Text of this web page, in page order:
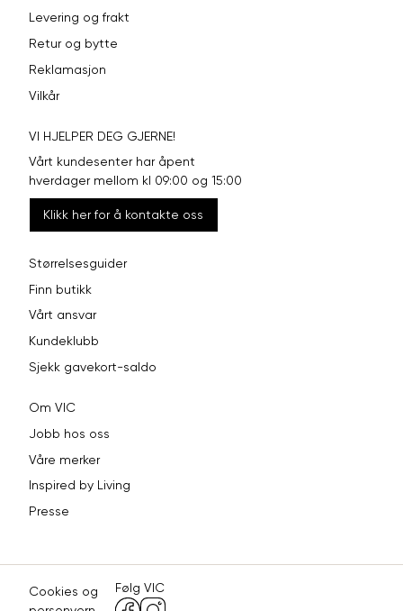
Levering og frakt
Retur og bytte
Reklamasjon
Vilkår
VI HJELPER DEG GJERNE!
Vårt kundesenter har åpent
hverdager mellom kl 09:00 og 15:00
Klikk her for å kontakte oss
Størrelsesguider
Finn butikk
Vårt ansvar
Kundeklubb
Sjekk gavekort-saldo
Om VIC
Jobb hos oss
Våre merker
Inspired by Living
Presse
Cookies og
Følg VIC